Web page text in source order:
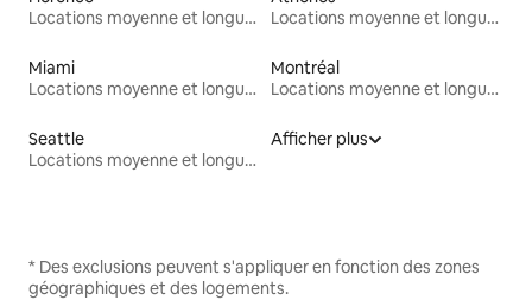
Locations moyenne et longue durée
Locations moyenne et longue durée
Miami
Locations moyenne et longue durée
Montréal
Locations moyenne et longue durée
Seattle
Locations moyenne et longue durée
Afficher plus
* Des exclusions peuvent s'appliquer en fonction des zones
géographiques et des logements.